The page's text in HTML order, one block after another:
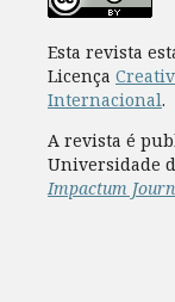
Esta revista
Licença
Internacional.
A revista é
Universidade
Impactum